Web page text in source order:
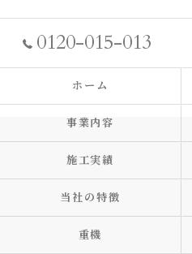
0120-015-013
ホーム
事業内容
施工実績
当社の特徴
重機